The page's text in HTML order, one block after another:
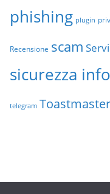
phishing plugin
Recensione scam
sicurezza
telegram